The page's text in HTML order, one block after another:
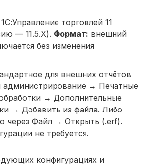
1С:Управление торговлей 11
— 11.5.X). Формат: внешний
без изменения
для внешних отчётов
→ Печатные
→ Дополнительные
→ Добавить из файла. Либо
через Файл → Открыть (.erf).
не требуется.
конфигурациях и